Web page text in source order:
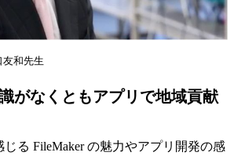
友和先生
がなくともアプリで地域貢献
る FileMaker の魅力やアプリ開発の感